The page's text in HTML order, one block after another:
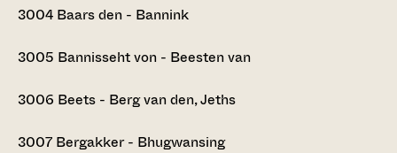
3004 Baars den - Bannink
3005 Bannisseht von - Beesten van
3006 Beets - Berg van den, Jeths
3007 Bergakker - Bhugwansing